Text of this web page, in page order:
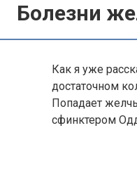
Болезни
Как я уже
достаточном
Попадает
сфинктером